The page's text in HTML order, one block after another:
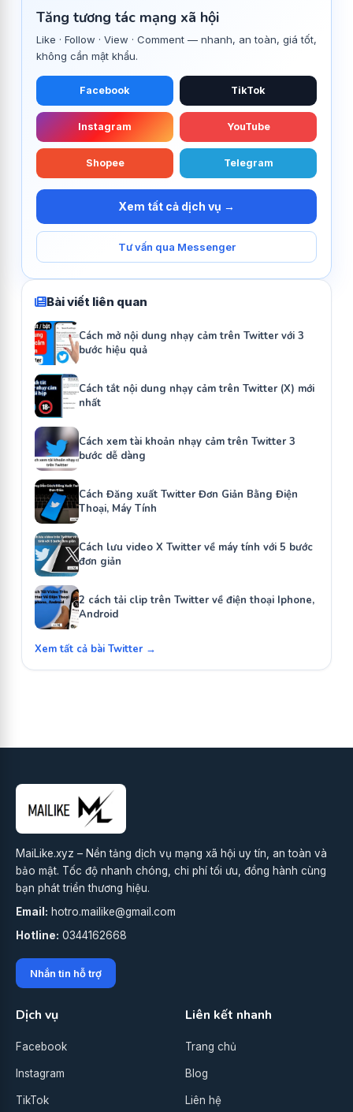
Tăng tương tác mạng xã hội
Like · Follow · View · Comment — nhanh, an toàn, giá tốt,
không cần mật khẩu.
Facebook TikTok
Instagram YouTube
Shopee Telegram
Xem tất cả dịch vụ →
Tư vấn qua Messenger
Bài viết liên quan
Cách mở nội dung nhạy cảm trên Twitter với 3
bước hiệu quả
Cách tắt nội dung nhạy cảm trên Twitter (X) mới
nhất
Cách xem tài khoản nhạy cảm trên Twitter 3
bước dễ dàng
Cách Đăng xuất Twitter Đơn Giản Bằng Điện
Thoại, Máy Tính
Cách lưu video X Twitter về máy tính với 5 bước
đơn giản
2 cách tải clip trên Twitter về điện thoại Iphone,
Android
Xem tất cả bài Twitter →
MaiLike.xyz – Nền tảng dịch vụ mạng xã hội uy tín, an toàn và
bảo mật. Tốc độ nhanh chóng, chi phí tối ưu, đồng hành cùng
bạn phát triển thương hiệu.
Email: hotro.mailike@gmail.com
Hotline: 0344162668
Nhắn tin hỗ trợ
Dịch vụ
Facebook
Instagram
TikTok
Liên kết nhanh
Trang chủ
Blog
Liên hệ